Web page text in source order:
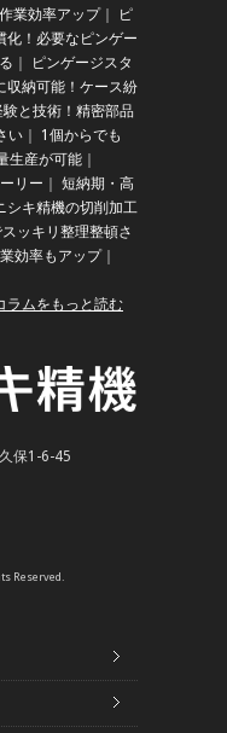
業効率アップ｜
ピ
化！必要なピンゲー
｜
ピンゲージスタ
収納可能！ケース紛
と技術！精密部品
い ｜ 1個からでも
生産が可能 ｜
リー ｜ 短納期・高
シキ精機の切削加工
ッキリ整理整頓さ
効率もアップ｜
ラムをもっと読む
保1-6-45
Reserved.